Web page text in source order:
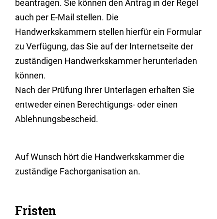
beantragen. Sie können den Antrag in der Regel
auch per E-Mail stellen. Die
Handwerkskammern stellen hierfür ein Formular
zu Verfügung, das Sie auf der Internetseite der
zuständigen Handwerkskammer herunterladen
können.
Nach der Prüfung Ihrer Unterlagen erhalten Sie
entweder einen Berechtigungs- oder einen
Ablehnungsbescheid.
Auf Wunsch hört die Handwerkskammer die
zuständige Fachorganisation an.
Fristen